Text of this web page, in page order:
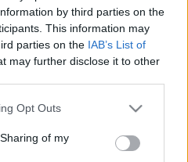
by third parties on the
This information may
parties on the IAB’s List of
may further disclose it to other
app uses one or more Google
behaviour. You may click to
and its third-party tags to
Opt Outs
of my
Jelszó
felhasználónevét?
Bejelentkezés
és szolgáltatások térképes